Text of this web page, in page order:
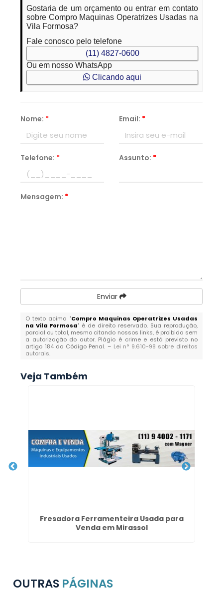
Gostaria de um orçamento ou entrar em contato
sobre Compro Maquinas Operatrizes Usadas na
Vila Formosa?
Fale conosco pelo telefone
(11) 4827-0600
Ou em nosso WhatsApp
Clicando aqui
Nome: * Email: *
Telefone: * Assunto: *
Mensagem: *
Enviar
O texto acima "Compro Maquinas Operatrizes Usadas
na Vila Formosa" é de direito reservado. Sua reprodução,
parcial ou total, mesmo citando nossos links, é proibida sem
a autorização do autor. Plágio é crime e está previsto no
artigo 184 do Código Penal. – Lei n° 9.610-98 sobre direitos
autorais.
Veja Também
Fresadora Ferramenteira Usada para
Venda em Mirassol
OUTRAS PÁGINAS